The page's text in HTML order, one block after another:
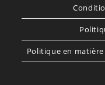
Politique en